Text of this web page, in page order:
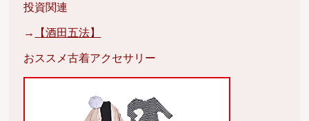
投資関連
→ 【酒田五法】
おススメ古着アクセサリー